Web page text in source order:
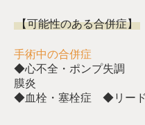
【可能性のある合併症】
手術中の合併症
◆心不全・ポンプ失調
膜炎
◆血栓・塞栓症
◆リー